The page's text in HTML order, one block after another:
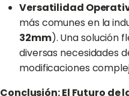
Versatilidad
más comunes en la
32mm). Una solución
diversas necesidades
modificaciones
Conclusión: El Futuro de